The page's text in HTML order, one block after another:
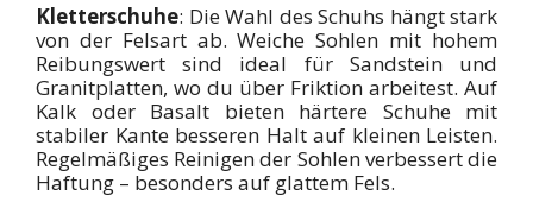
Kletterschuhe: Die Wahl des Schuhs hängt stark
von der Felsart ab. Weiche Sohlen mit hohem
Reibungswert sind ideal für Sandstein und
Granitplatten, wo du über Friktion arbeitest. Auf
Kalk oder Basalt bieten härtere Schuhe mit
stabiler Kante besseren Halt auf kleinen Leisten.
Regelmäßiges Reinigen der Sohlen verbessert die
Haftung – besonders auf glattem Fels.